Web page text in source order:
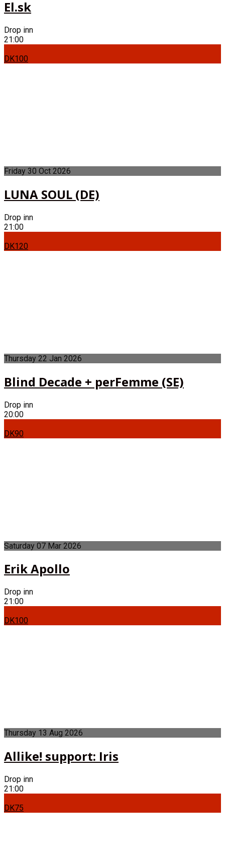
El.sk
Drop inn
21:00
DK100
Friday 30 Oct 2026
LUNA SOUL (DE)
Drop inn
21:00
DK120
Thursday 22 Jan 2026
Blind Decade + perFemme (SE)
Drop inn
20:00
DK90
Saturday 07 Mar 2026
Erik Apollo
Drop inn
21:00
DK100
Thursday 13 Aug 2026
Allike! support: Iris
Drop inn
21:00
DK75